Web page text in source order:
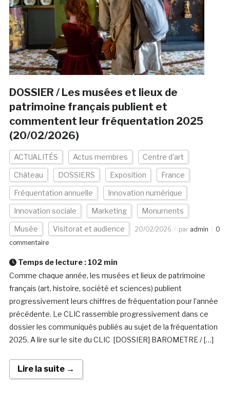
DOSSIER / Les musées et lieux de
patrimoine français publient et
commentent leur fréquentation 2025
(20/02/2026)
ACTUALITÉS Actus membres Centre d'art
Château DOSSIERS Exposition France
Fréquentation annuelle Innovation numérique
Innovation sociale Marketing Monuments
Musée Visitorat et audience 20/02/2026 par admin
0
commentaire
Temps de lecture : 102 min
Comme chaque année, les musées et lieux de patrimoine
français (art, histoire, société et sciences) publient
progressivement leurs chiffres de fréquentation pour l’année
précédente. Le CLIC rassemble progressivement dans ce
dossier les communiqués publiés au sujet de la fréquentation
2025. A lire sur le site du CLIC [DOSSIER] BAROMETRE / […]
Lire la suite →